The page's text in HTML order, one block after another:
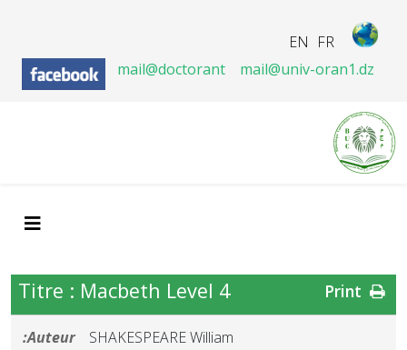
FR
EN
mail@doctorant
mail@univ-oran1.dz
Titre : Macbeth Level 4
Auteur:
SHAKESPEARE William